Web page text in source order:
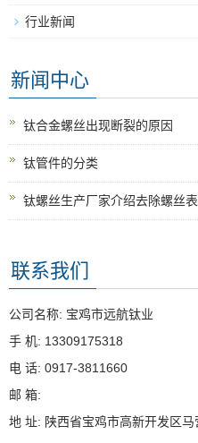
行业新闻
新闻中心
钛合金螺丝出现断裂的原因
钛管件的分类
钛螺丝生产厂家介绍去除螺丝
联系我们
公司名称: 宝鸡市远航钛业
手 机: 13309175318
电 话: 0917-3811660
邮 箱:
地 址: 陕西省宝鸡市高新开发区马